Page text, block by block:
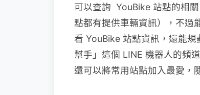
可以查詢 YouBike 站點的相
點都有提供車輛資訊），不過
看 YouBike 站點資訊，還能
幫手」這個 LINE 機器人的頻
還可以將常用站點加入最愛，